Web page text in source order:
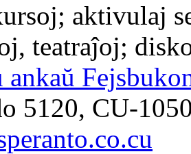
aktivulaj
teatraĵoj;
ankaŭ
5120, CU-